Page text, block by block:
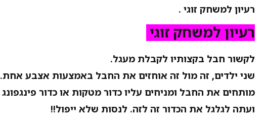
רעיון למשחק זוגי .
רעיון למשחק זוגי
לקשור חבל בקצותיו לקבלת מעגל.
שני ילדים, זה מול זה אוחזים את החבל באמצעות אצבע אחת.
מותחים את החבל ומניחים עליו כדור מטקות או כדור פינגפונג
ועתה לגלגל את הכדור זה לזה. לנסות שלא ייפול!!